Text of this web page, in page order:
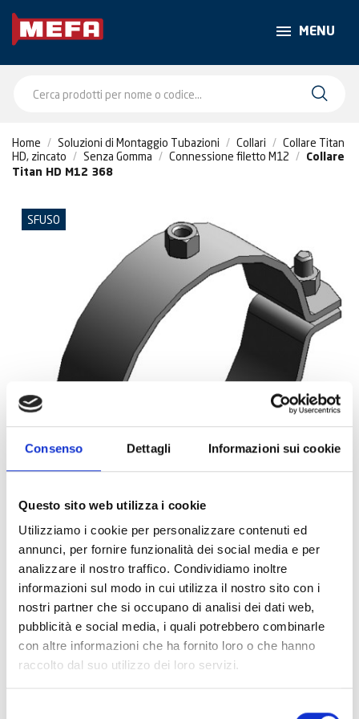
Consenso Dettagli Informazioni sui cookie
Questo sito web utilizza i cookie
Utilizziamo i cookie per personalizzare contenuti ed
annunci, per fornire funzionalità dei social media e per
analizzare il nostro traffico. Condividiamo inoltre
informazioni sul modo in cui utilizza il nostro sito con i
nostri partner che si occupano di analisi dei dati web,
pubblicità e social media, i quali potrebbero combinarle
con altre informazioni che ha fornito loro o che hanno
raccolto dal suo utilizzo dei loro servizi.
MENU
Home Soluzioni di Montaggio Tubazioni Collari
Collare Titan
HD, zincato
Senza Gomma Connessione filetto M12
Collare
Titan HD M12 368
SFUSO
0066981 QUANTITÀ MINIMA:
Collare Titan HD M12 368
Per visualizzare i prezzi e acquistare, devi